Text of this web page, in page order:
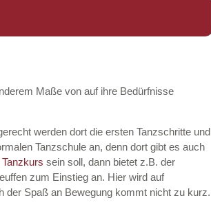
Maße von auf ihre Bedürfnisse
werden dort die ersten Tanzschritte und
Tanzschule an, denn dort gibt es auch
Tanzkurs sein soll, dann bietet z.B. der
zum Einstieg an. Hier wird auf
der Spaß an Bewegung kommt nicht zu kurz.